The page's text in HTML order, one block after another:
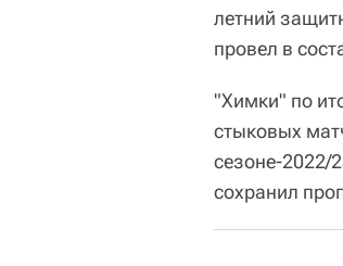
летний
провел в
"Химки" по
стыковых
сезоне-2022/
сохранил